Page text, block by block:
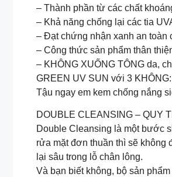
– Thành phần từ các chất
– Khả năng chống lại các tia
– Đạt chứng nhận xanh an toàn
– Công thức sản phẩm thân
– KHÔNG XUỐNG TÔNG da,
GREEN UV SUN với 3
Tậu ngay em kem chống nắng
DOUBLE CLEANSING – QUY
Double Cleansing là một bước
rửa mặt đơn thuần thì sẽ không
lại sâu trong lỗ chân lông.
Và bạn biết không, bộ sản